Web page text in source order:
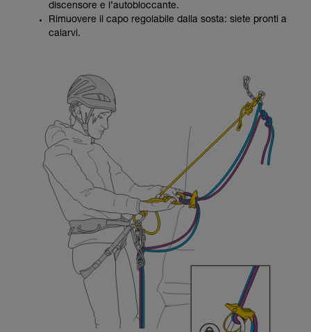
discensore e l’autobloccante.
Rimuovere il capo regolabile dalla sosta: siete pronti a
calarvi.